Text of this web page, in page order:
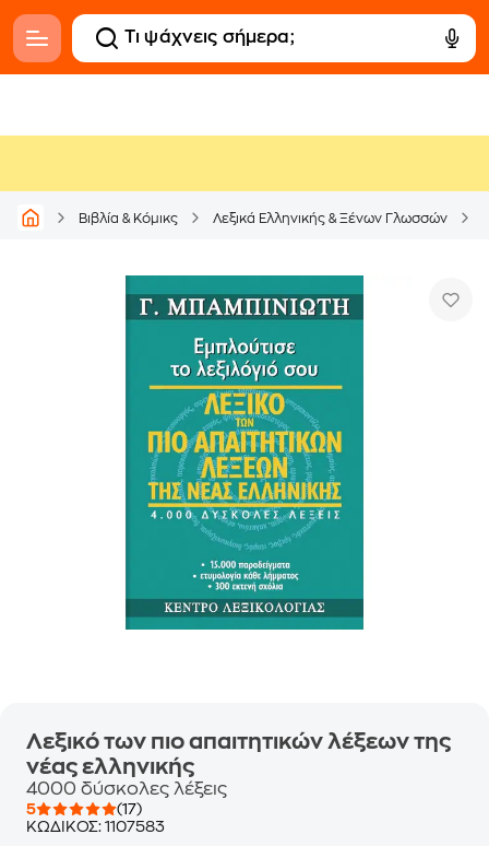
Βιβλία & Κόμικς Λεξικά Ελληνικής & Ξένων Γλωσσών
Λεξικό των πιο απαιτητικών λέξεων της
νέας ελληνικής
4000 δύσκολες λέξεις
5
(17)
ΚΩΔΙΚΟΣ: 1107583